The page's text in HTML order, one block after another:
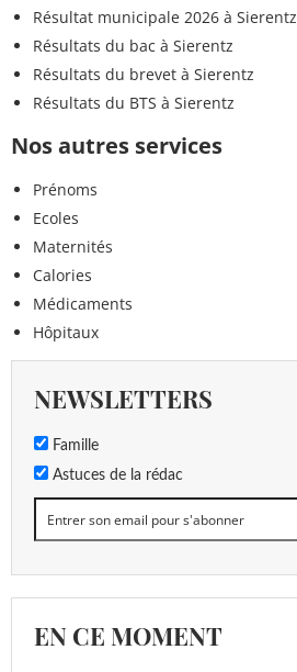
Résultat municipale 2026 à Sierentz
Résultats du bac à Sierentz
Résultats du brevet à Sierentz
Résultats du BTS à Sierentz
Nos autres services
Prénoms
Ecoles
Maternités
Calories
Médicaments
Hôpitaux
NEWSLETTERS
Famille
Astuces de la rédac
EN CE MOMENT